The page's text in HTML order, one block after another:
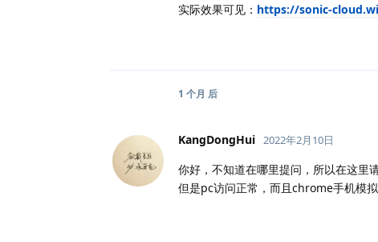
实际效果可见： https://sonic-
1 个月 后
KangDongHui 2022年2月10日
你好，不知道在哪里提问，所以在这里
但是pc访问正常，而且chrome手机模拟